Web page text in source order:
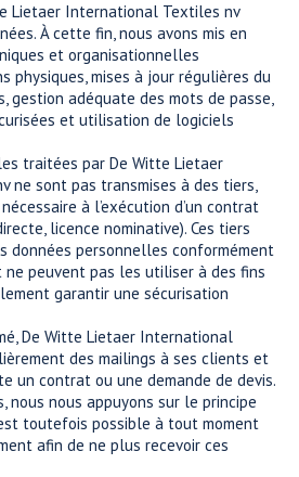
Lietaer International Textiles nv
À cette fin, nous avons mis en
et organisationnelles
physiques, mises à jour régulières du
gestion adéquate des mots de passe,
et utilisation de logiciels
traitées par De Witte Lietaer
ne sont pas transmises à des tiers,
à l’exécution d’un contrat
licence nominative). Ces tiers
données personnelles conformément
ne peuvent pas les utiliser à des fins
garantir une sécurisation
De Witte Lietaer International
des mailings à ses clients et
un contrat ou une demande de devis.
nous nous appuyons sur le principe
toutefois possible à tout moment
afin de ne plus recevoir ces